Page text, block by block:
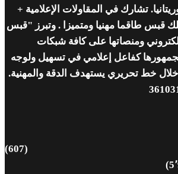
تشارك في المقاولات الإعلامية +
قبس طاقما مهنيا ومتميزا . وتبرز "قبس
ومنصاتها على كافة شبكات
كفاعل إعلامي في تسهيل ولوجه
خط تحريري يستهدف الدقة والمهنية.
(607)